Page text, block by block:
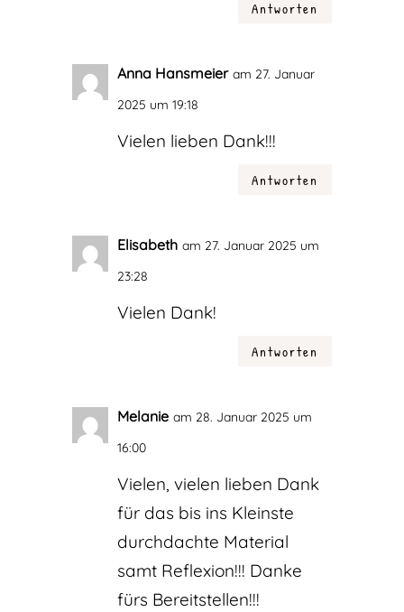
Antworten
Anna Hansmeier am 27. Januar
2025 um 19:18
Vielen lieben Dank!!!
Antworten
Elisabeth am 27. Januar 2025 um
23:28
Vielen Dank!
Antworten
Melanie am 28. Januar 2025 um
16:00
Vielen, vielen lieben Dank
für das bis ins Kleinste
durchdachte Material
samt Reflexion!!! Danke
fürs Bereitstellen!!!